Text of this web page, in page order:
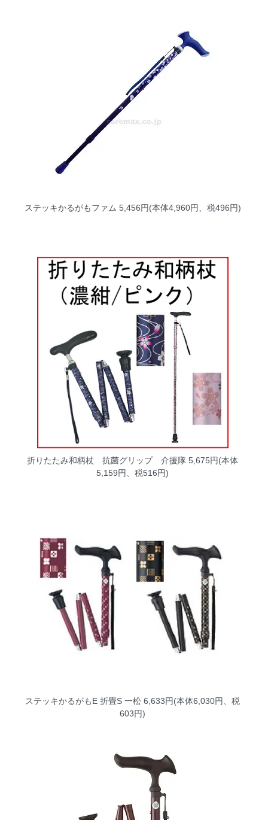
ステッキかるがもファム 5,456円(本体4,960円、税496円)
折りたたみ和柄杖 抗菌グリップ 介援隊 5,675円(本体
5,159円、税516円)
ステッキかるがもE 折畳S 一松 6,633円(本体6,030円、税
603円)